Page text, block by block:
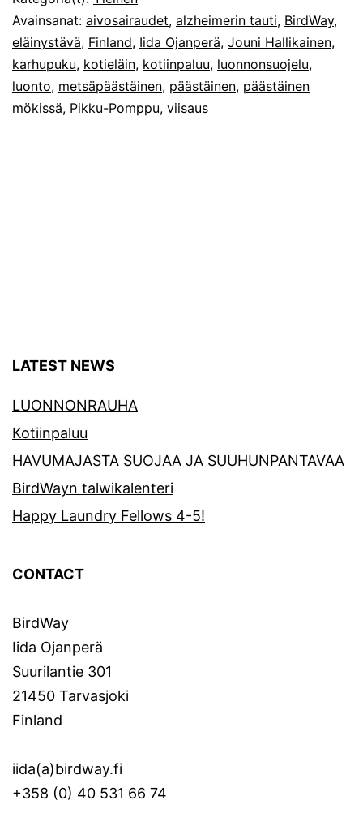
Avainsanat: aivosairaudet, alzheimerin tauti, BirdWay,
eläinystävä, Finland, Iida Ojanperä, Jouni Hallikainen,
karhupuku, kotieläin, kotiinpaluu, luonnonsuojelu,
luonto, metsäpäästäinen, päästäinen, päästäinen
mökissä, Pikku-Pomppu, viisaus
LATEST NEWS
LUONNONRAUHA
Kotiinpaluu
HAVUMAJASTA SUOJAA JA SUUHUNPANTAVAA
BirdWayn talwikalenteri
Happy Laundry Fellows 4-5!
CONTACT
BirdWay
Iida Ojanperä
Suurilantie 301
21450 Tarvasjoki
Finland
iida(a)birdway.fi
+358 (0) 40 531 66 74